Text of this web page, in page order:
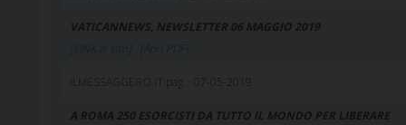
VATICANNEWS, NEWSLETTER 06 MAGGIO 2019
[LINK al sito]
[Apri PDF]
ILMESSAGGERO.IT pag. · 07-05-2019
A ROMA 250 ESORCISTI DA TUTTO IL MONDO PER LIBERARE